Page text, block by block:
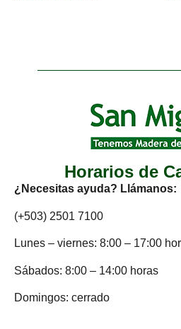
Horarios de
¿Necesitas ayuda? Llámanos:
(+503) 2501 7100
Lunes – viernes: 8:00 – 17:00
Sábados: 8:00 – 14:00 horas
Domingos: cerrado